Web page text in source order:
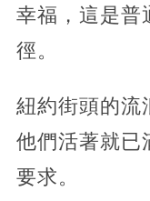
幸福，這是普
徑。
紐約街頭的流
他們活著就已
要求。